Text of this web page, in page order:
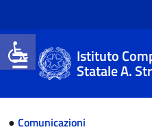
Open toolbar
Istituto
Statale A.
● Comunicazioni